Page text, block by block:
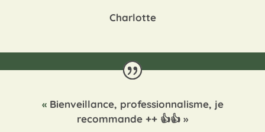
Charlotte
« Bienveillance, professionnalisme, je
recommande ++ 👍👍 »